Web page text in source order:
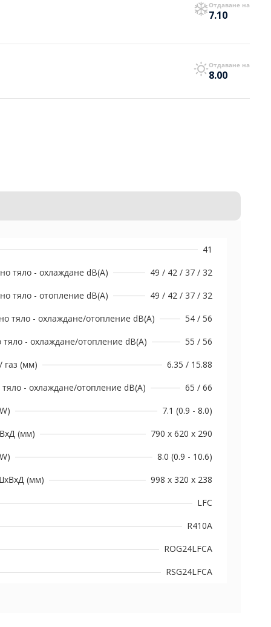
Отдаване на
7.10
Отдаване на
8.00
41
тяло - охлаждане dB(A)
49 / 42 / 37 / 32
тяло - отопление dB(A)
49 / 42 / 37 / 32
тяло - охлаждане/отопление dB(A)
54 / 56
- охлаждане/отопление dB(A)
55 / 56
газ (мм)
6.35 / 15.88
- охлаждане/отопление dB(A)
65 / 66
7.1 (0.9 - 8.0)
(мм)
790 х 620 x 290
8.0 (0.9 - 10.6)
(мм)
998 x 320 x 238
LFC
R410A
ROG24LFCA
RSG24LFCA